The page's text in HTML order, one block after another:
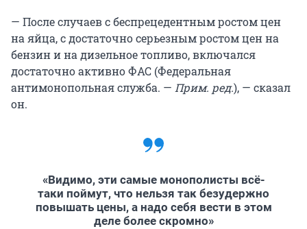
— После случаев с беспрецедентным ростом цен
на яйца, с достаточно серьезным ростом цен на
бензин и на дизельное топливо, включался
достаточно активно ФАС (Федеральная
антимонопольная служба. — Прим. ред.), — сказал
он.
«Видимо, эти самые монополисты всё-
таки поймут, что нельзя так безудержно
повышать цены, а надо себя вести в этом
деле более скромно»